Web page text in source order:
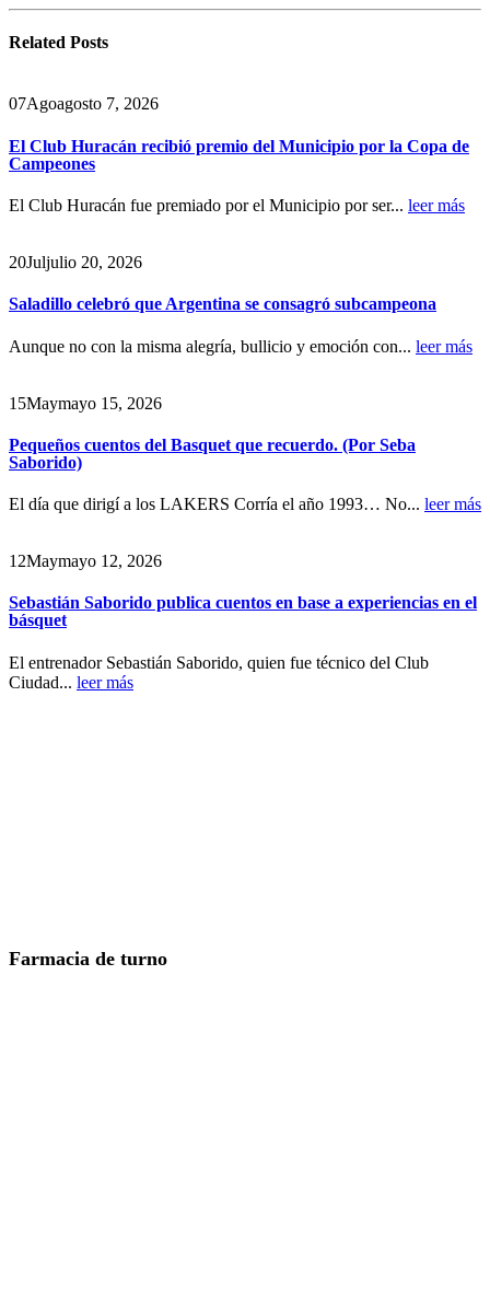
Related Posts
07Agoagosto 7, 2026
El Club Huracán recibió premio del Municipio por la Copa de
Campeones
El Club Huracán fue premiado por el Municipio por ser... leer más
20Juljulio 20, 2026
Saladillo celebró que Argentina se consagró subcampeona
Aunque no con la misma alegría, bullicio y emoción con... leer más
15Maymayo 15, 2026
Pequeños cuentos del Basquet que recuerdo. (Por Seba
Saborido)
El día que dirigí a los LAKERS Corría el año 1993… No... leer más
12Maymayo 12, 2026
Sebastián Saborido publica cuentos en base a experiencias en el
básquet
El entrenador Sebastián Saborido, quien fue técnico del Club
Ciudad... leer más
Farmacia de turno